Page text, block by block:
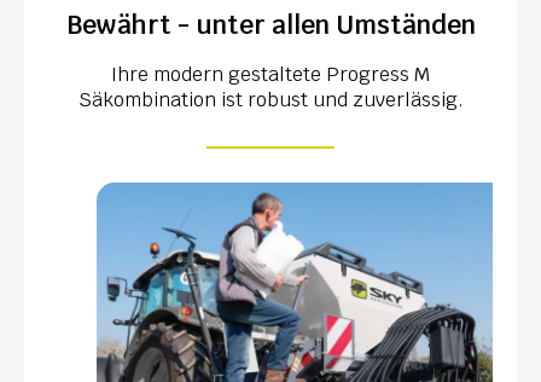
Bewährt - unter allen Umständen
Ihre modern gestaltete Progress M
Säkombination ist robust und zuverlässig.